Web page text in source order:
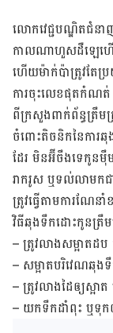
លោក​វេជ្ជបណ្ឌិត​ជំនា
កាលណា​ហួស​ដឺឡេ​ហើ
ហើយ​ម៉ាក់​ប៉ា​ត្រូវតែ​
ការ​ចុះ​លេខ​ផុត​កំណ
ពី​ក្រសួង​ពាក់ព័ន្ធ​ត្រឹម
ចំពោះ​តិចនិក​នៃ​កា
ដែរ មិន​អ៊ីចឹង​ទេ​កូន​
រាករូស ឬ​ទល់​លាមក​ជ
ត្រូវ​ធ្វើ​តាម​ការ​ណែន
វិធី​ឆុង​ទឹកដោះ​កូន​ត្រឹម​
– ត្រូវ​លាង​សម្អាត​ដ
– សម្អាត​បរិវេណ​ឆុង​
– ត្រូវ​លាង​ដៃ​ឲ្យ​ស្អ
– យក​ទឹ​កដាំ​ពុះ ឬ​ទុ​